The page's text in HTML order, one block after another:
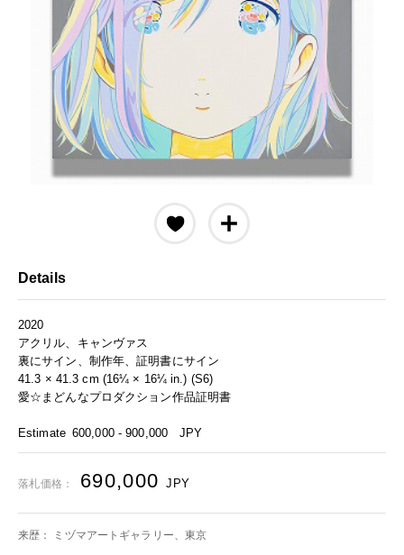
Details
2020
アクリル、キャンヴァス
裏にサイン、制作年、証明書にサイン
41.3 × 41.3 cm (16¼ × 16¼ in.) (S6)
愛☆まどんなプロダクション作品証明書
Estimate 600,000 - 900,000 JPY
落札価格： 690,000 JPY
来歴： ミヅマアートギャラリー、東京